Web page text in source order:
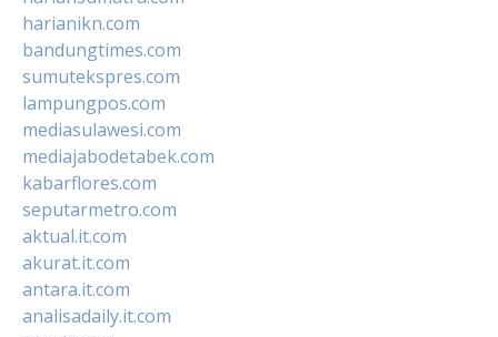
harianikn.com
bandungtimes.com
sumutekspres.com
lampungpos.com
mediasulawesi.com
mediajabodetabek.com
kabarflores.com
seputarmetro.com
aktual.it.com
akurat.it.com
antara.it.com
analisadaily.it.com